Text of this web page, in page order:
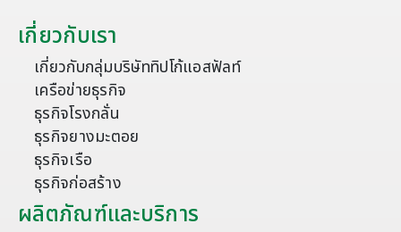
เกี่ยวกับเรา
เกี่ยวกับกลุ่มบริษัททิปโก้แอสฟัลท์
เครือข่ายธุรกิจ
ธุรกิจโรงกลั่น
ธุรกิจยางมะตอย
ธุรกิจเรือ
ธุรกิจก่อสร้าง
ผลิตภัณฑ์และบริการ